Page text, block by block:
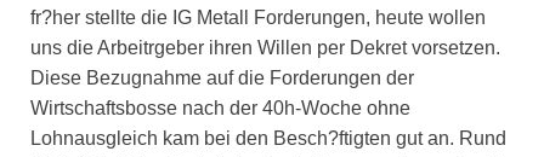
fr?her stellte die IG Metall Forderungen, heute wollen
uns die Arbeitrgeber ihren Willen per Dekret vorsetzen.
Diese Bezugnahme auf die Forderungen der
Wirtschaftsbosse nach der 40h-Woche ohne
Lohnausgleich kam bei den Besch?ftigten gut an. Rund